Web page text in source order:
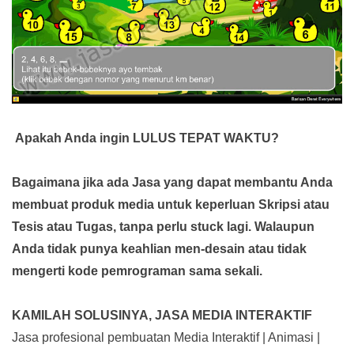
Apakah Anda ingin LULUS TEPAT WAKTU?
Bagaimana jika ada Jasa yang dapat membantu Anda
membuat produk media untuk keperluan Skripsi atau
Tesis atau Tugas, tanpa perlu stuck lagi. Walaupun
Anda tidak punya keahlian men-desain atau tidak
mengerti kode pemrograman sama sekali.
KAMILAH SOLUSINYA, JASA MEDIA INTERAKTIF
Jasa profesional pembuatan Media Interaktif | Animasi |